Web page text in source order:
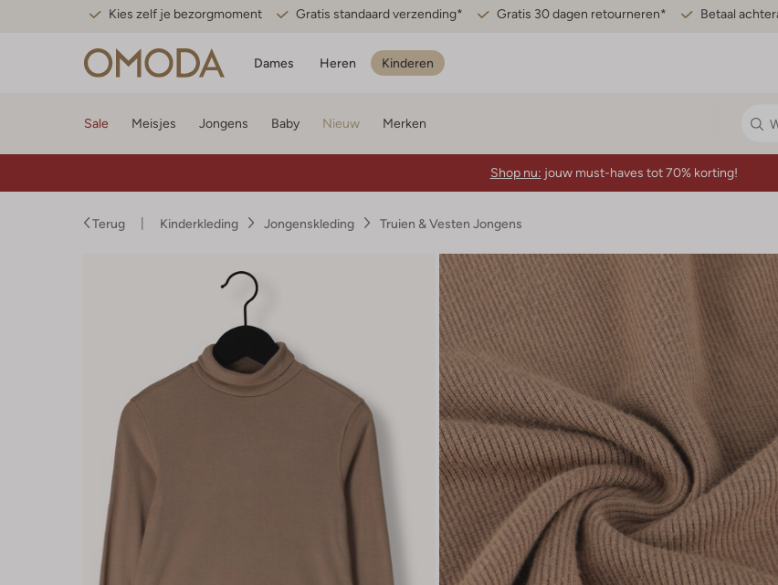
Kies zelf je bezorgmoment Gratis standaard verzending* Gratis 30 dagen retourneren* Betaal
Dames Heren Kinderen
Sale Meisjes Jongens Baby Nieuw Merken
Shop nu: jouw must-haves tot 70% korting!
Terug Kinderkleding Jongenskleding Truien & Vesten Jongens